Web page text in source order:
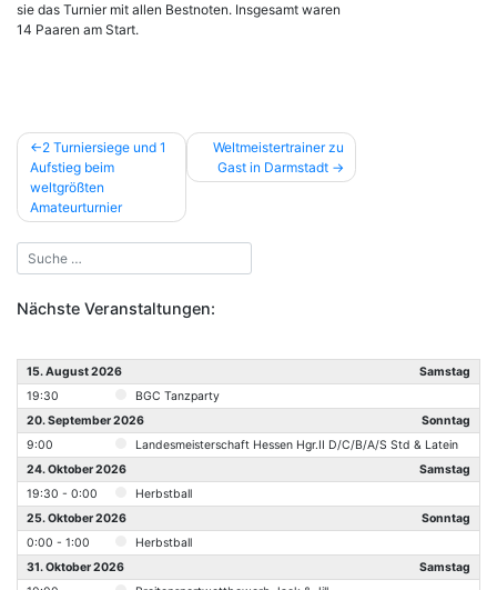
Nächste Veranstaltungen:
15. August 2026
Samstag
19:30
BGC Tanzparty
20. September 2026
Sonntag
9:00
Landesmeisterschaft Hessen Hgr.II D/C/B/A/S Std & Latein
24. Oktober 2026
Samstag
19:30 - 0:00
Herbstball
25. Oktober 2026
Sonntag
0:00 - 1:00
Herbstball
31. Oktober 2026
Samstag
sie das Turnier mit allen Bestnoten. Insgesamt waren
14 Paaren am Start.
Beitragsnavigation
2 Turniersiege und 1
Aufstieg beim
weltgrößten
Amateurturnier
Weltmeistertrainer zu
Gast in Darmstadt